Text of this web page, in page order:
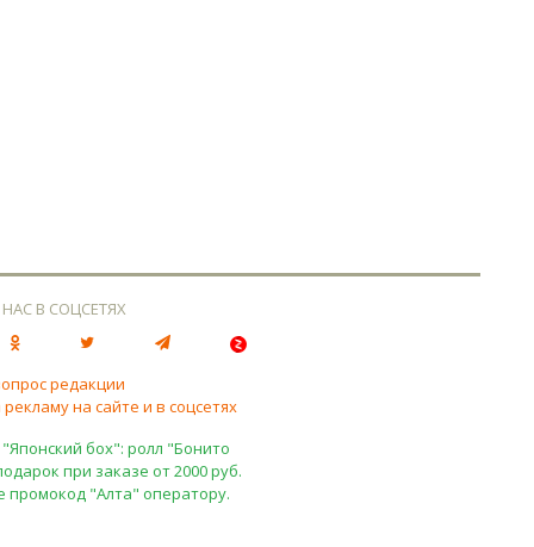
В СОЦСЕТЯХ
редакции
на сайте и в соцсетях
бох": ролл "Бонито
при заказе от 2000 руб.
промокод "Алта" оператору.